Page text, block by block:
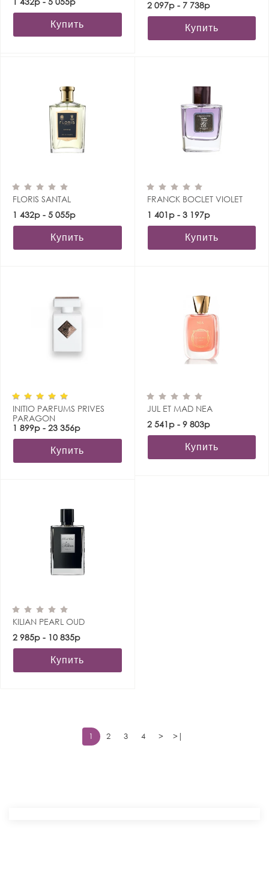
Купить
2 097р - 7 738р
Купить
FLORIS SANTAL
1 432р - 5 055р
Купить
FRANCK BOCLET VIOLET
1 401р - 3 197р
Купить
INITIO PARFUMS PRIVES
PARAGON
1 899р - 23 356р
Купить
JUL ET MAD NEA
2 541р - 9 803р
Купить
KILIAN PEARL OUD
2 985р - 10 835р
Купить
1 2 3 4 > >|